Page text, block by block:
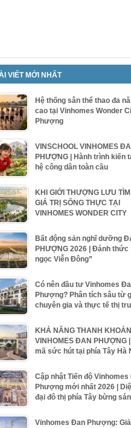
VIẾT MỚI NHẤT
Hệ thống sân thể thao đa
cao tại Vinhomes Wonder
Phượng
VINSCHOOL VINHOMES
PHƯỢNG | Hành trình kiến
hệ công dân toàn cầu
KHI GIỚI THƯỢNG LƯU
GIÁ TRỊ SỐNG THỰC TẠI
VINHOMES WONDER CITY
Bất động sản nghĩ dưỡng
PHƯỢNG 2026 | Đánh thức
ngọc Viễn Đông”
Có nên đầu tư Vinhomes
Phượng? Phân tích sâu từ
chuyên gia và thực tế thị
KHẢ NĂNG THANH KHOẢN
VINHOMES ĐAN PHƯỢNG
mã sức hút tại phía Tây Hà
Cập nhật Tiến độ Vinhomes
Phượng mới nhất 2026 |
đại đô thị phía Tây bừng
Vinhomes Đan Phượng: